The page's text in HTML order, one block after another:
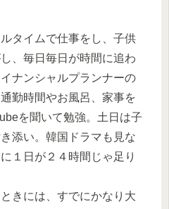
タイムで仕事をし、子供
、毎日毎日が時間に追わ
ナンシャルプランナーの
勤時間やお風呂、家事を
を聞いて勉強。土日は子
添い。韓国ドラマも見な
１日が２４時間じゃ足り
きには、すでにかなり大